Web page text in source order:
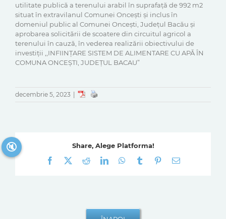
utilitate publică a terenului arabil în suprafață de 992 m2
situat în extravilanul Comunei Oncești și inclus în
domeniul public al Comunei Onceşti, Judeţul Bacău și
aprobarea solicitării de scoatere din circuitul agricol a
terenului în cauză, în vederea realizării obiectivului de
investiții ,,INFIINȚARE SISTEM DE ALIMENTARE CU APĂ ÎN
COMUNA ONCEȘTI, JUDEȚUL BACAU”
decembrie 5, 2023
Share, Alege Platforma!
Facebook
RedditLinkedInWhatsApp
Tumblr Pinterest
E-
🔇